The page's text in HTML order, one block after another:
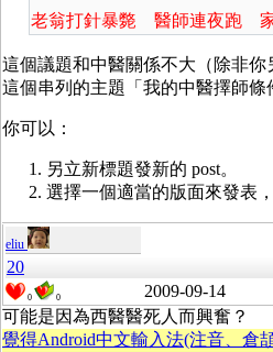
老翁打針暴斃 醫師連夜跑
這個議題和中醫關係不大（除非
這個串列的主題「我的中醫擇師條
你可以：
另立新標題發新的 post。
選擇一個適當的版面來發表
eliu
20
0 0 2009-09-14
可能是因為西醫醫死人而興奮？
覺得Android中文輸入法(注音、倉